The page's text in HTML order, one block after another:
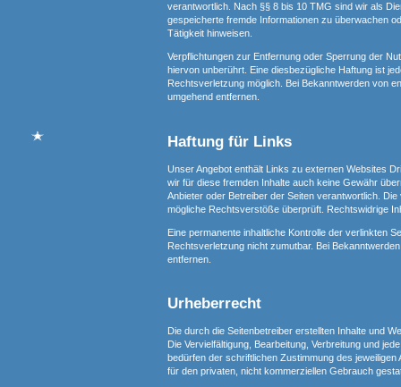
verantwortlich. Nach §§ 8 bis 10 TMG sind wir als
gespeicherte fremde Informationen zu überwachen
Tätigkeit hinweisen.
Verpflichtungen zur Entfernung oder Sperrung der
hiervon unberührt. Eine diesbezügliche Haftung ist
Rechtsverletzung möglich. Bei Bekanntwerden von
umgehend entfernen.
Haftung für Links
Unser Angebot enthält Links zu externen Websites
wir für diese fremden Inhalte auch keine Gewähr
Anbieter oder Betreiber der Seiten verantwortlich.
mögliche Rechtsverstöße überprüft. Rechtswidrige
Eine permanente inhaltliche Kontrolle der verlinkten
Rechtsverletzung nicht zumutbar. Bei
entfernen.
Urheberrecht
Die durch die Seitenbetreiber erstellten Inhalte und
Die Vervielfältigung, Bearbeitung, Verbreitung und
bedürfen der schriftlichen Zustimmung des
für den privaten, nicht kommerziellen Gebrauch